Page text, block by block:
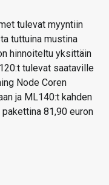
tulevat myyntiin
tuttuina mustina
hinnoiteltu yksittäin
tulevat saataville
Node Coren
ja ML140:t kahden
81,90 euron